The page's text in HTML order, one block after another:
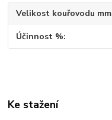
Velikost kouřovodu mm
Účinnost %
Ke stažení